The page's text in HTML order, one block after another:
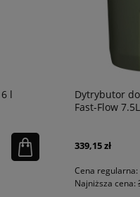
l
Dytrybutor
Fast-Flow
339,15 zł
Cena regularna:
Najniższa cena: